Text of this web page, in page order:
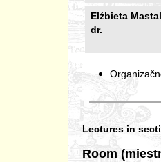
Elźbieta
dr.
Lectures in
Room